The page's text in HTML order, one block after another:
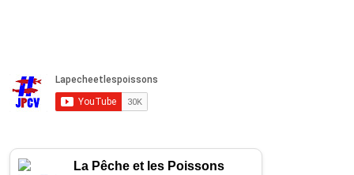
La Pêche et les Poissons